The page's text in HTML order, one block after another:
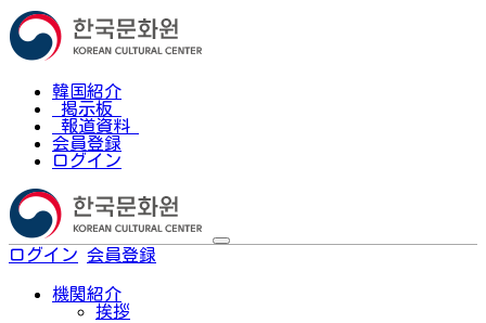
韓国紹介
掲示板
報道資料
会員登録
ログイン
ログイン 会員登録
機関紹介
挨拶